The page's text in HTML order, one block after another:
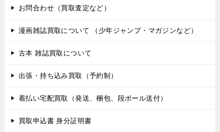
お問合わせ（買取査定など）
漫画雑誌買取について （少年ジャンプ・マガジンなど）
古本 雑誌買取について
出張・持ち込み買取（予約制）
着払い宅配買取（発送、梱包、段ボール送付）
買取申込書 身分証明書